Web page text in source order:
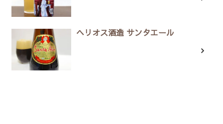
ヘリオス酒造 サンタエール